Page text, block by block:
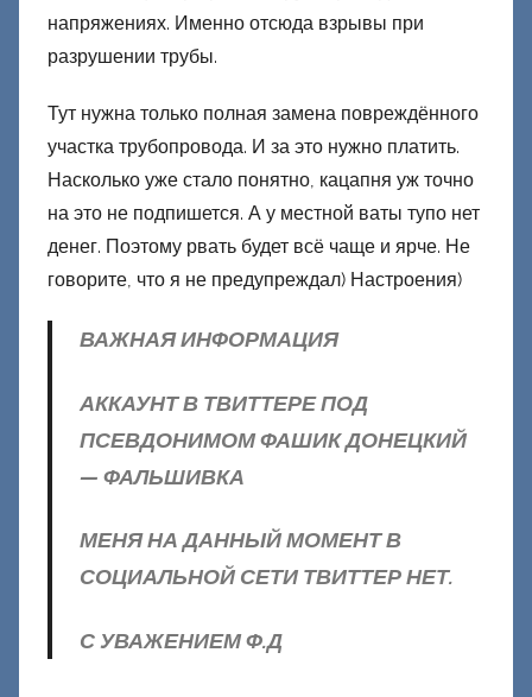
напряжениях. Именно отсюда взрывы при
разрушении трубы.
Тут нужна только полная замена повреждённого
участка трубопровода. И за это нужно платить.
Насколько уже стало понятно, кацапня уж точно
на это не подпишется. А у местной ваты тупо нет
денег. Поэтому рвать будет всё чаще и ярче. Не
говорите, что я не предупреждал) Настроения)
ВАЖНАЯ ИНФОРМАЦИЯ
АККАУНТ В ТВИТТЕРЕ ПОД
ПСЕВДОНИМОМ ФАШИК ДОНЕЦКИЙ
— ФАЛЬШИВКА
МЕНЯ НА ДАННЫЙ МОМЕНТ В
СОЦИАЛЬНОЙ СЕТИ ТВИТТЕР НЕТ.
С УВАЖЕНИЕМ Ф.Д